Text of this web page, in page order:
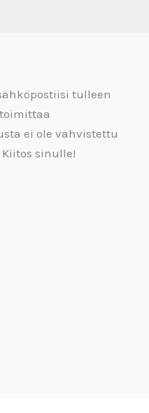
tulleen
ei ole vahvistettu
sinulle!